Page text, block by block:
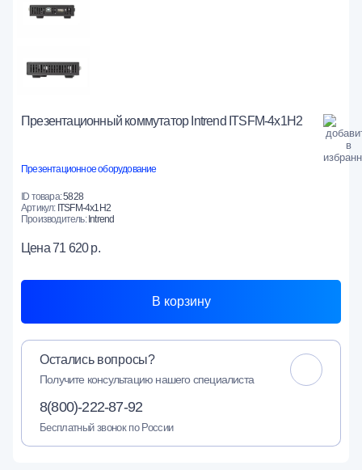
Презентационный коммутатор Intrend ITSFM-4x1H2
Презентационное оборудование
ID товара:5828
Артикул: ITSFM-4x1H2
Производитель:Intrend
Цена71 620 р.
В корзину
Остались вопросы?
Получите консультацию нашего специалиста
8(800)-222-87-92
Бесплатный звонок по России